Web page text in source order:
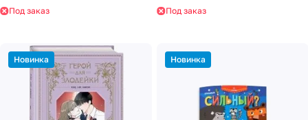
Под заказ
Под заказ
Новинка Новинка